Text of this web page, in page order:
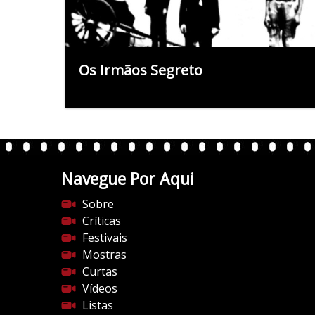
Os Irmãos Segreto
Navegue Por Aqui
Sobre
Críticas
Festivais
Mostras
Curtas
Vídeos
Listas